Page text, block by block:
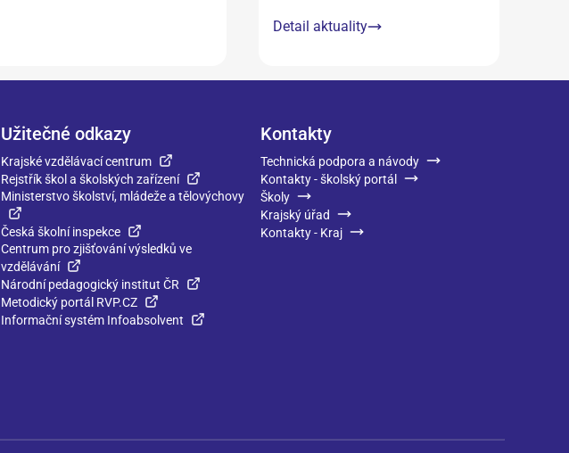
Detail aktuality
Užitečné odkazy
Krajské vzdělávací centrum
Rejstřík škol a školských zařízení
Ministerstvo školství, mládeže a tělovýchovy
Česká školní inspekce
Centrum pro zjišťování výsledků ve
vzdělávání
Národní pedagogický institut ČR
Metodický portál RVP.CZ
Informační systém Infoabsolvent
Kontakty
Technická podpora a návody
Kontakty - školský portál
Školy
Krajský úřad
Kontakty - Kraj